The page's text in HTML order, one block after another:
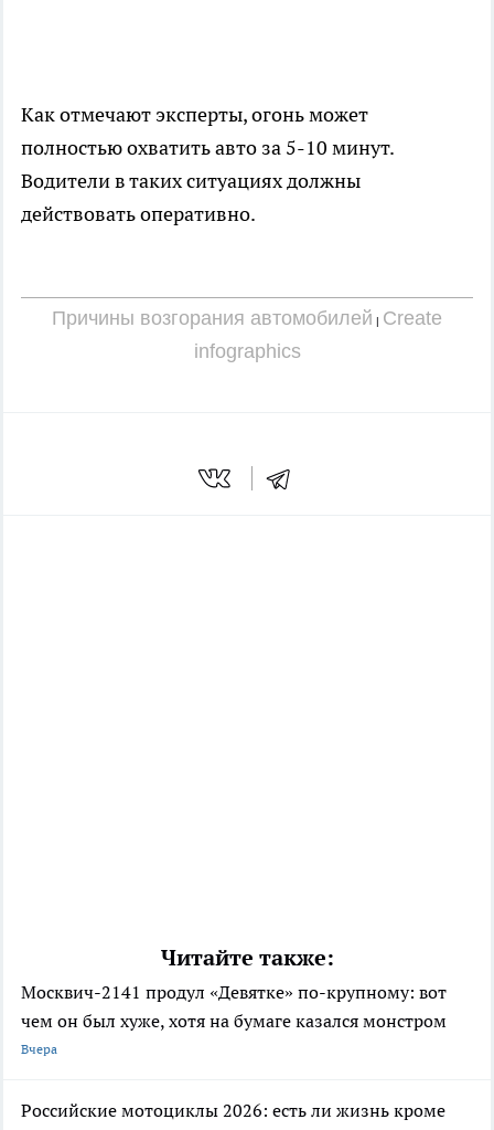
Как отмечают эксперты, огонь может
полностью охватить авто за 5-10 минут.
Водители в таких ситуациях должны
действовать оперативно.
Причины возгорания автомобилей | Create
infographics
Читайте также:
Москвич-2141 продул «Девятке» по-крупному: вот
чем он был хуже, хотя на бумаге казался монстром
Вчера
Российские мотоциклы 2026: есть ли жизнь кроме